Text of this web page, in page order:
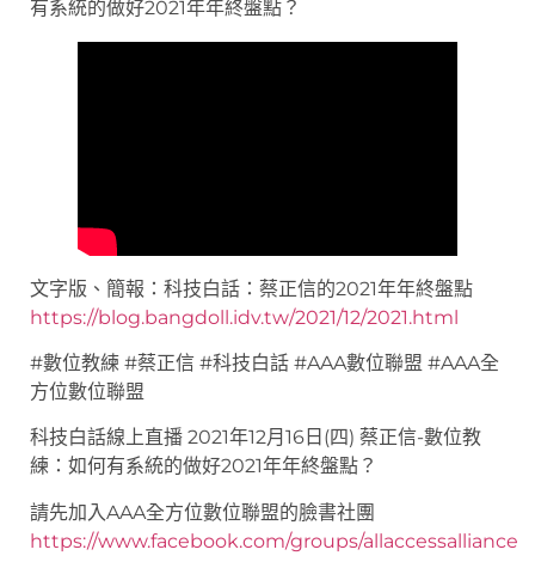
有系統的做好2021年年終盤點？
文字版、簡報：科技白話：蔡正信的2021年年終盤點
https://blog.bangdoll.idv.tw/2021/12/2021.html
#數位教練 #蔡正信 #科技白話 #AAA數位聯盟 #AAA全
方位數位聯盟
科技白話線上直播 2021年12月16日(四) 蔡正信-數位教
練：如何有系統的做好2021年年終盤點？
請先加入AAA全方位數位聯盟的臉書社團
https://www.facebook.com/groups/allaccessalliance